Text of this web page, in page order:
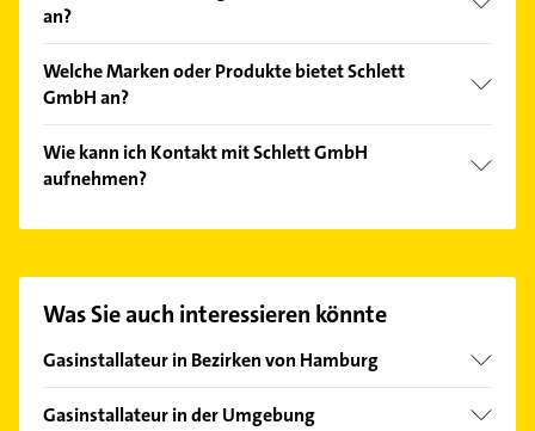
an?
Energieberatung, Installationen für die
Abwasserentsorgung, Installationen für die
Sanitärinstallationen.
Welche Marken oder Produkte bietet Schlett
GmbH an?
Heizungsanlagen und Ölheizungen.
Wie kann ich Kontakt mit Schlett GmbH
aufnehmen?
finden Sie alleKontaktdaten.
Was Sie auch interessieren könnte
Gasinstallateur in Bezirken von Hamburg
Bezirk Altona
Gasinstallateur in der Umgebung